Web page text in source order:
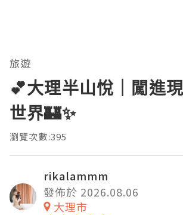
旅遊
💕大理半山悅｜闖進
世界🏰✨
瀏覽次數:395
rikalammm
發佈於 2026.08.06
大理市